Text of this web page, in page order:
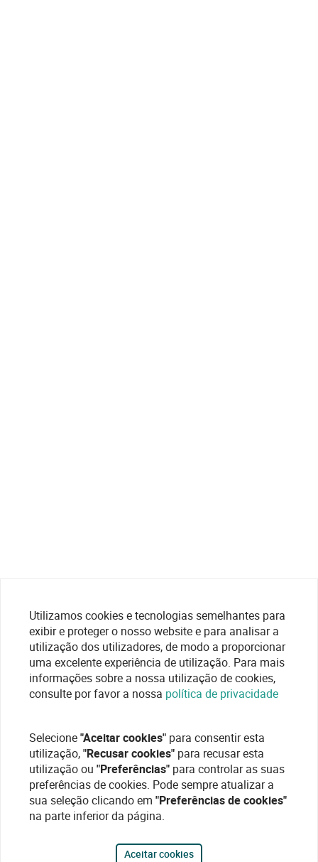
Utilizamos cookies e tecnologias semelhantes para
exibir e proteger o nosso website e para analisar a
utilização dos utilizadores, de modo a proporcionar
uma excelente experiência de utilização. Para mais
informações sobre a nossa utilização de cookies,
consulte por favor a nossa política de privacidade
Selecione"Aceitar cookies" para consentir esta
utilização,"Recusar cookies" para recusar esta
utilização ou "Preferências" para controlar as suas
preferências de cookies. Pode sempre atualizar a
sua seleção clicando em "Preferências de cookies"
na parte inferior da página.
Aceitar cookies